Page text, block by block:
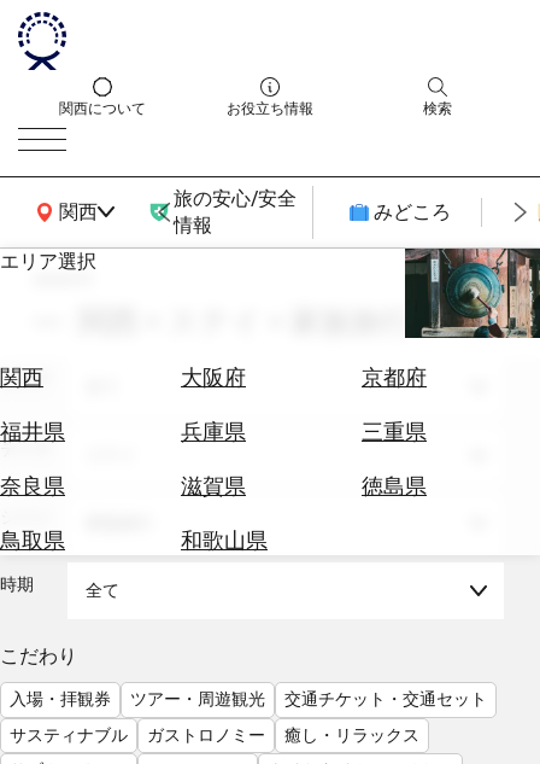
関西について お役立ち情報 検索
関西
関西広域MAP
旅の安心/安全
情報
みどころ
エリア選択
関西 大阪府
京都府
福井県
兵庫県
三重県
奈良県
滋賀県
徳島県
鳥取県
和歌山県
エ
券
テ
を
調
べ
る
天
気
を
search
エリア
テーマ
時期 全て
こだわり
入場・拝観券 ツアー・周遊観光
交通チケット・交通セット
サスティナブル
ガストロノミー
癒し・リラックス